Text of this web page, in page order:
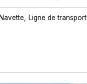
Navette
Ligne de transport